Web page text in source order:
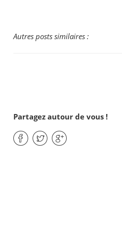
Autres posts similaires :
Partagez autour de vous !